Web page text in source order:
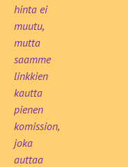
hinta ei
muutu,
mutta
saamme
linkkien
kautta
pienen
komission,
joka
auttaa